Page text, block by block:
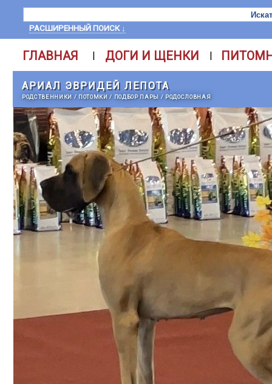
РАСШИРЕННЫЙ ПОИСК ↓
ГЛАВНАЯ | ДОГИ И ЩЕНКИ |
АРИАЛ ЭВРИДЕЙ ЛЕПОТА
РОДСТВЕННИКИ / ПОТОМКИ/ ПОДБОР ПАРЫ / РОДОСЛОВНАЯ